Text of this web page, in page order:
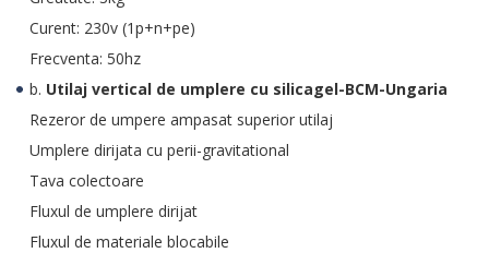
Curent: 230v (1p+n+pe)
Frecventa: 50hz
b. Utilaj vertical de umplere cu silicagel-BCM-Ungaria
Rezeror de umpere ampasat superior utilaj
Umplere dirijata cu perii-gravitational
Tava colectoare
Fluxul de umplere dirijat
Fluxul de materiale blocabile